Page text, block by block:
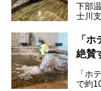
下部
士川
中で
した
いて
向に
の姿
「
絶賛
「ホ
で約